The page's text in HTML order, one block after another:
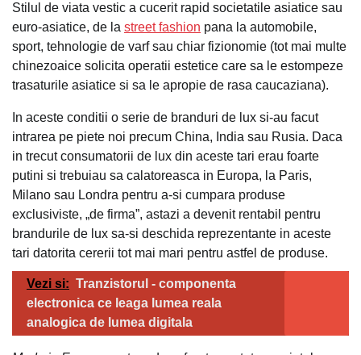
Stilul de viata vestic a cucerit rapid societatile asiatice sau
euro-asiatice, de la street fashion pana la automobile,
sport, tehnologie de varf sau chiar fizionomie (tot mai multe
chinezoaice solicita operatii estetice care sa le estompeze
trasaturile asiatice si sa le apropie de rasa caucaziana).
In aceste conditii o serie de branduri de lux si-au facut
intrarea pe piete noi precum China, India sau Rusia. Daca
in trecut consumatorii de lux din aceste tari erau foarte
putini si trebuiau sa calatoreasca in Europa, la Paris,
Milano sau Londra pentru a-si cumpara produse
exclusiviste, „de firma”, astazi a devenit rentabil pentru
brandurile de lux sa-si deschida reprezentante in aceste
tari datorita cererii tot mai mari pentru astfel de produse.
Vezi si: Tranzistorul - componenta
electronica ce leaga lumea reala
analogica de lumea digitala